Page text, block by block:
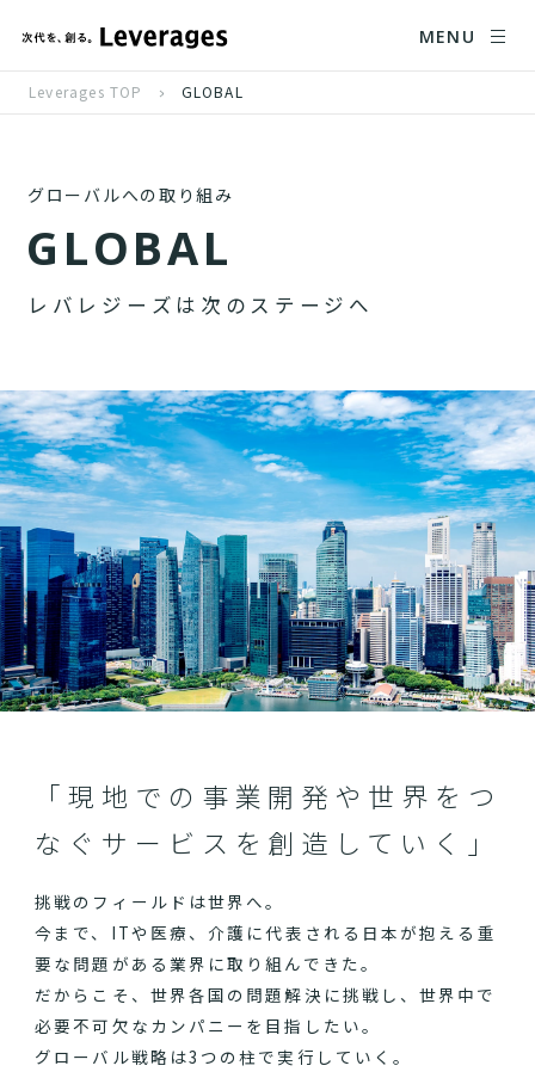
MENU
Leverages TOP GLOBAL
グローバルへの取り組み
GLOBAL
レ バ レ ジ ー ズ は 次 の ス テ ー ジ へ
「現地での事業開発や世界をつ
なぐサービスを創造していく」
挑戦のフィールドは世界へ。
今まで、ITや医療、介護に代表される日本が抱える重
要な問題がある業界に取り組んできた。
だからこそ、世界各国の問題解決に挑戦し、世界中で
必要不可欠なカンパニーを目指したい。
グローバル戦略は3つの柱で実行していく。